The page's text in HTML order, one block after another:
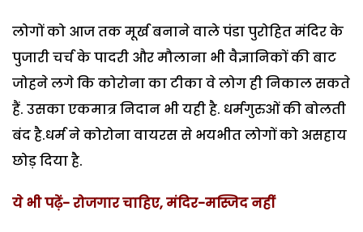
लोगों को आज तक मूर्ख बनाने वाले पंडा पुरोहित मंदिर के
पुजारी चर्च के पादरी और मौलाना भी वैज्ञानिकों की बाट
जोहने लगे कि कोरोना का टीका वे लोग ही निकाल सकते
हैं. उसका एकमात्र निदान भी यही है. धर्मगुरुओं की बोलती
बंद है.धर्म ने कोरोना वायरस से भयभीत लोगों को असहाय
छोड़ दिया है.
ये भी पढ़ें- रोजगार चाहिए, मंदिर-मस्जिद नहीं